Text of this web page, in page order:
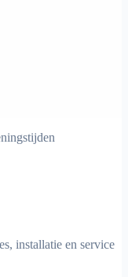
installatie en service